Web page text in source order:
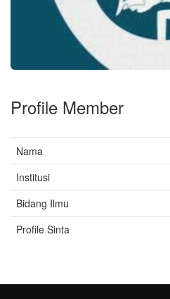
Profile Member
Nama
Institusi
Bidang Ilmu
Profile Sinta